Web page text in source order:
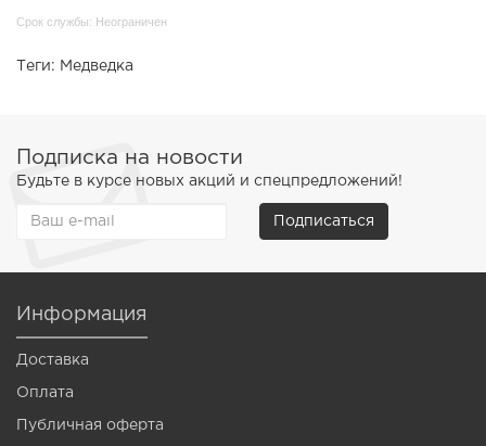
Срок службы: Неограничен
Теги: Медведка
Подписка на новости
Будьте в курсе новых акций и спецпредложений!
Подписаться
Информация
Доставка
Оплата
Публичная оферта